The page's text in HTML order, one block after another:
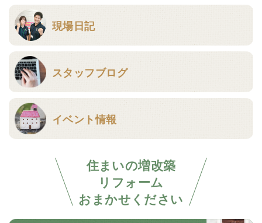
現場日記
スタッフブログ
イベント情報
住まいの増改築
リフォーム
おまかせください